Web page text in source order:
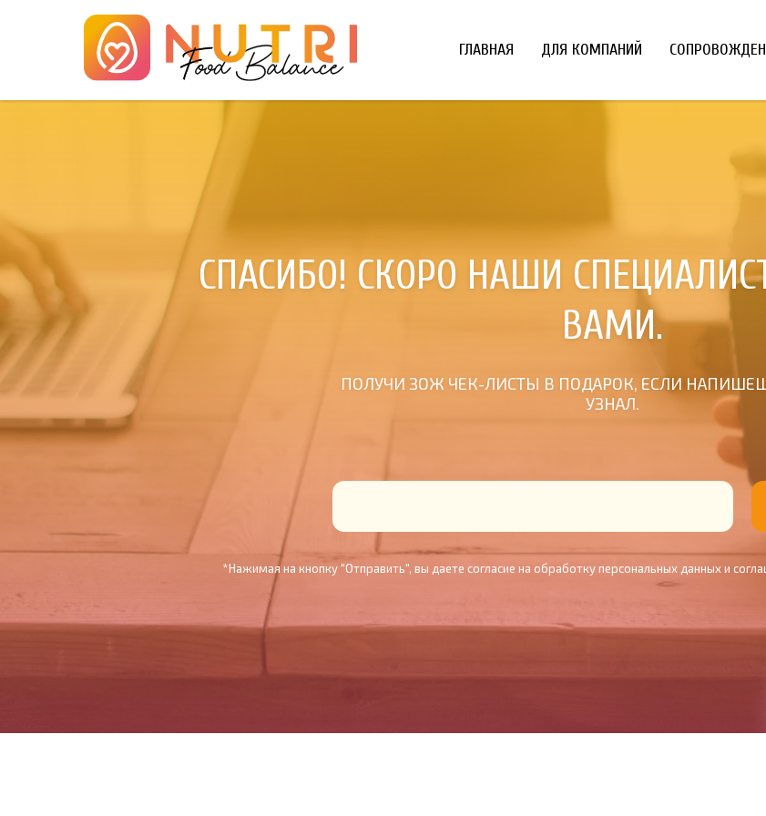
ГЛАВНАЯ ДЛЯ КОМПАНИЙ
СПАСИБО! СКОРО НАШИ
ВАМИ.
ПОЛУЧИ ЗОЖ ЧЕК-ЛИСТЫ В ПОДАРОК, ЕСЛИ
УЗНАЛ.
*Нажимая на кнопку "Отправить", вы даете согласие на обработку персональных данных и